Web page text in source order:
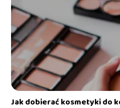
Jak dobierać kosmetyki do